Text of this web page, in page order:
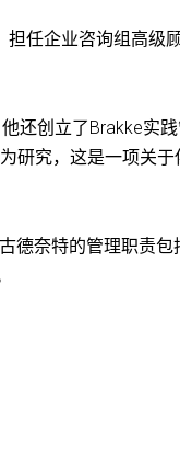
担任企业咨询组高级
还创立了Brakke实
研究，这是一项关于
德奈特的管理职责包